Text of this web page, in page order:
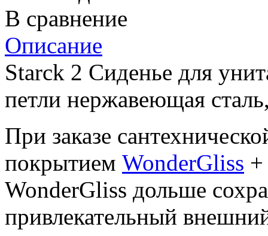
В сравнение
Описание
Starck 2 Сиденье для
петли нержавеющая
При заказе
покрытием WonderGliss
WonderGliss дольше
привлекательный